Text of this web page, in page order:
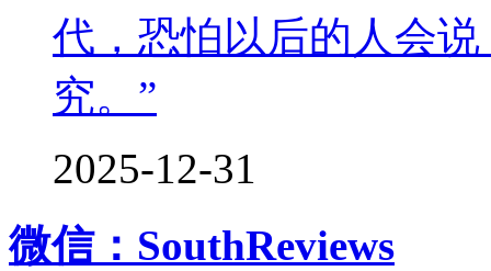
代，恐怕以后的人会
究。”
2025-12-31
微信：SouthReviews